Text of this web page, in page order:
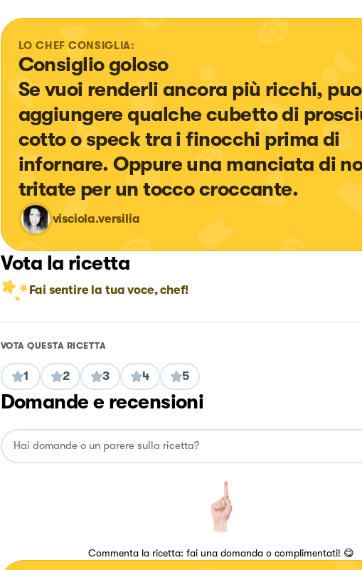
LO CHEF CONSIGLIA:
Consiglio goloso
Se vuoi renderli ancora più ricchi,
aggiungere qualche cubetto di
cotto o speck tra i finocchi prima di
infornare. Oppure una manciata di
tritate per un tocco croccante.
visciola.versilia
Vota la ricetta
Fai sentire la tua voce, chef!
VOTA QUESTA RICETTA
1 2 3 4 5
Domande e recensioni
Commenta la ricetta: fai una domanda o complimentati! 😋